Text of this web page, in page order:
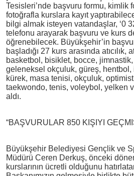
Tesisleri’nde başvuru formu, kimlik
fotoğrafla kurslara kayıt
bilgi almak isteyen vatandaşlar, ‘0
telefonu arayarak başvuru ve kurs
öğrenebilecek. Büyükşehir’in
başladığı 27 kurs arasında
basketbol, bisiklet, bocce,
geleneksel okçuluk, güreş, hentbol,
kürek, masa tenisi, okçuluk,
taekwondo, tenis, voleybol, yelken
aldı.
“BAŞVURULAR 850 KIŞIYI
Büyükşehir Belediyesi Gençlik ve
Müdürü Ceren Derkuş, önceki
kurslarının ücretli olduğunu